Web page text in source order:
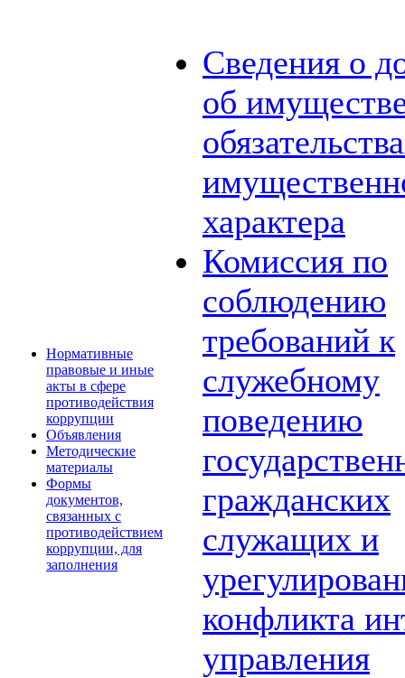
Нормативные
правовые и иные
акты в сфере
противодействия
коррупции
Объявления
Методические
материалы
Формы
документов,
связанных с
противодействием
коррупции, для
заполнения
Сведения о
об
характера
Комиссия по
соблюдению
требований к
служебному
поведению
гражданских
служащих и
конфликта
управления